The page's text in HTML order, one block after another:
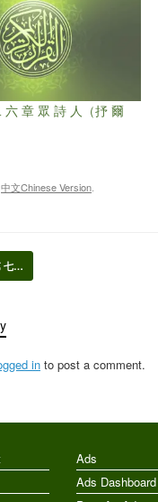
六 章 眾 詩 人（抒 爾
中文Chinese Version
七…
in to post a comment.
Ads
Ads Dashboard